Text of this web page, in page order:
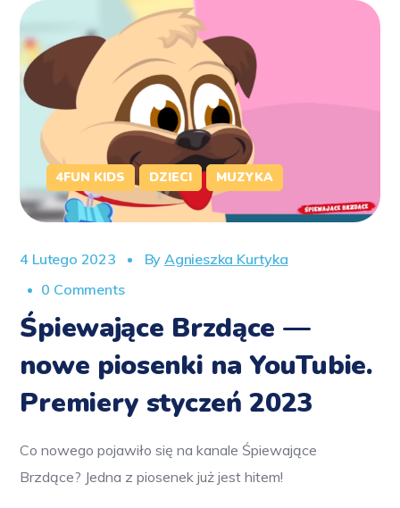
4FUN KIDS DZIECI MUZYKA
4 Lutego 2023 ByAgnieszka Kurtyka
0 Comments
Śpiewające Brzdące —
nowe piosenki na YouTubie.
Premiery styczeń 2023
Co nowego pojawiło się na kanale Śpiewające
Brzdące? Jedna z piosenek już jest hitem!